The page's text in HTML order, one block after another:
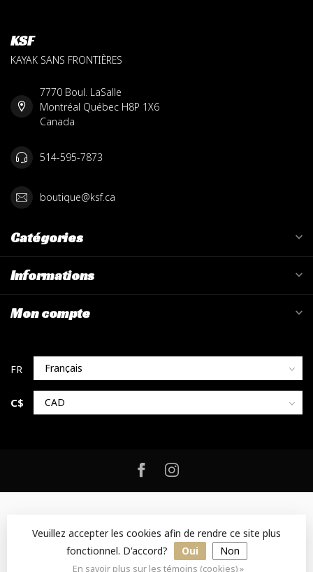
KSF
KAYAK SANS FRONTIÈRES
7770 Boul. LaSalle
Montréal Québec H8P 1X6
Canada
514-595-7873
boutique@ksf.ca
Catégories
Informations
Mon compte
C$
© Copyright 2026 KSF - Designed by Mossy Consulting
Lightspeed-Lightspeed designbyDyvelopment
Veuillez accepter les cookies afin de rendre ce site plus
fonctionnel. D'accord?
Oui Non
En savoir plus sur les témoins (cookies) »